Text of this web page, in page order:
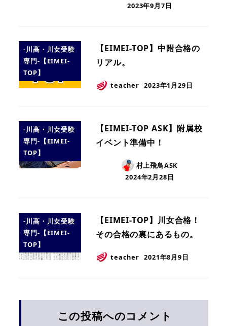
2023年9月7日
-川高・川女受験
専門-【EIMEI-
TOP】
【EIMEI-TOP】中附合格の
リアル。
teacher 2023年1月29日
-川高・川女受験
専門-【EIMEI-
TOP】
【EIMEI-TOP ASK】附属校
イベント準備中！
村上飛鳥ASK
2024年2月28日
-川高・川女受験
専門-【EIMEI-
TOP】
【EIMEI-TOP】川女合格！
その合格の裏にあるもの。
teacher 2021年8月9日
この投稿へのコメント